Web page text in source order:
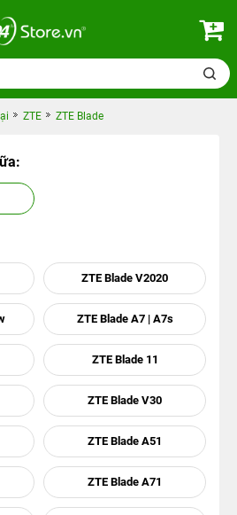
ZTE ZTE Blade
ZTE Blade V2020
ZTE Blade A7 | A7s
ZTE Blade 11
ZTE Blade V30
ZTE Blade A51
ZTE Blade A71